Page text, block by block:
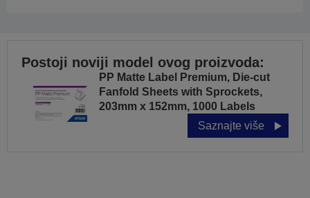
Postoji noviji model ovog proizvoda:
PP Matte Label Premium, Die-cut
Fanfold Sheets with Sprockets,
203mm x 152mm, 1000 Labels
Saznajte više